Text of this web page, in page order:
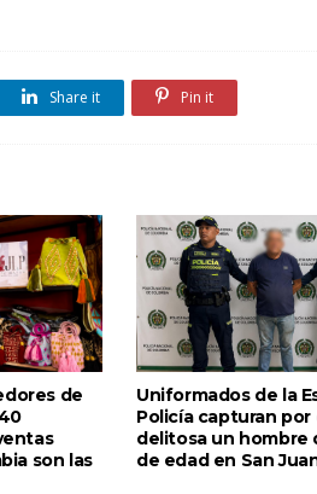
Share it Pin it
de
son las
Uniformados de la
Policía capturan
delitosa un hombre
de edad en San